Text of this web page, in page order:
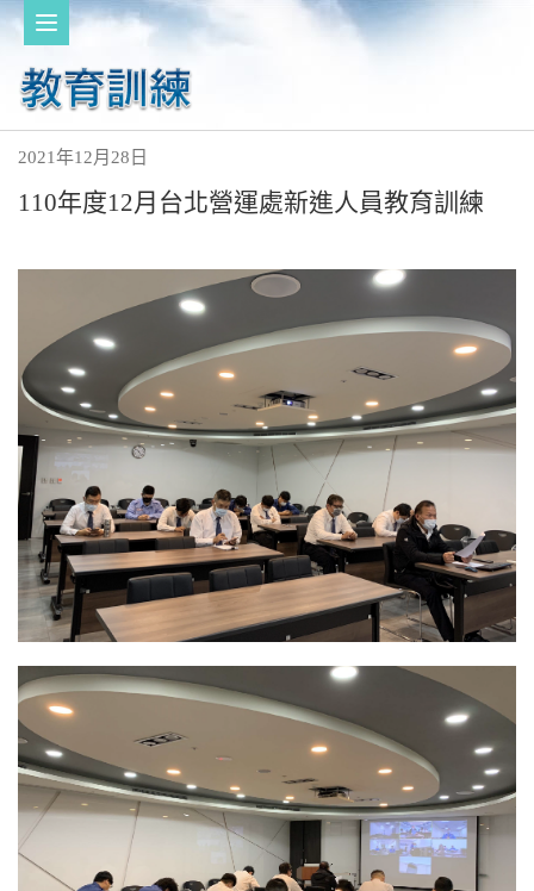
2021年12月28日
110年度12月台北營運處新進人員教育訓練